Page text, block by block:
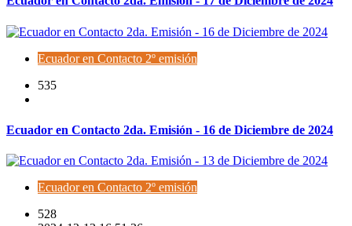
Ecuador en Contacto 2º emisión
535
Ecuador en Contacto 2da. Emisión - 16 de Diciembre de 2024
Ecuador en Contacto 2º emisión
528